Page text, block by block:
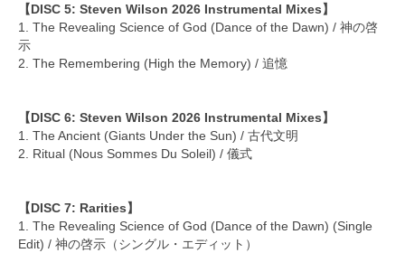
【DISC 5: Steven Wilson 2026 Instrumental Mixes】
1. The Revealing Science of God (Dance of the Dawn) / 神の啓
示
2. The Remembering (High the Memory) / 追憶
【DISC 6: Steven Wilson 2026 Instrumental Mixes】
1. The Ancient (Giants Under the Sun) / 古代文明
2. Ritual (Nous Sommes Du Soleil) / 儀式
【DISC 7: Rarities】
1. The Revealing Science of God (Dance of the Dawn) (Single
Edit) / 神の啓示（シングル・エディット）